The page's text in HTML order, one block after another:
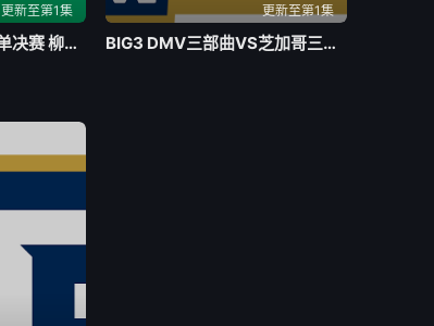
更新至第1集
WTA250孟菲斯站女单决赛 柳托娃VS维德马诺娃20260803
更新至第1集
BIG3 DMV三部曲VS芝加哥三雄20260803